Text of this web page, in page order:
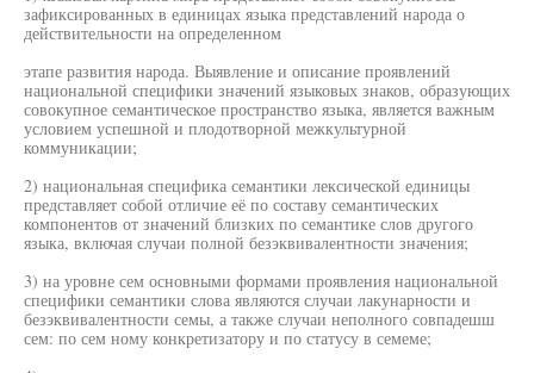
зафиксированных в единицах языка представлений народа о
действительности на определенном
этапе развития народа. Выявление и описание проявлений
национальной специфики значений языковых знаков, образующих
совокупное семантическое пространство языка, является важным
условием успешной и плодотворной межкультурной
коммуникации;
2) национальная специфика семантики лексической единицы
представляет собой отличие её по составу семантических
компонентов от значений близких по семантике слов другого
языка, включая случаи полной безэквивалентности значения;
3) на уровне сем основными формами проявления национальной
специфики семантики слова являются случаи лакунарности и
безэквивалентности семы, а также случаи неполного совпадешш
сем: по сем ному конкретизатору и по статусу в семеме;